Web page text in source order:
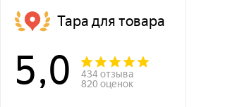
Тара для товара
5,0
434 отзыва
820 оценок